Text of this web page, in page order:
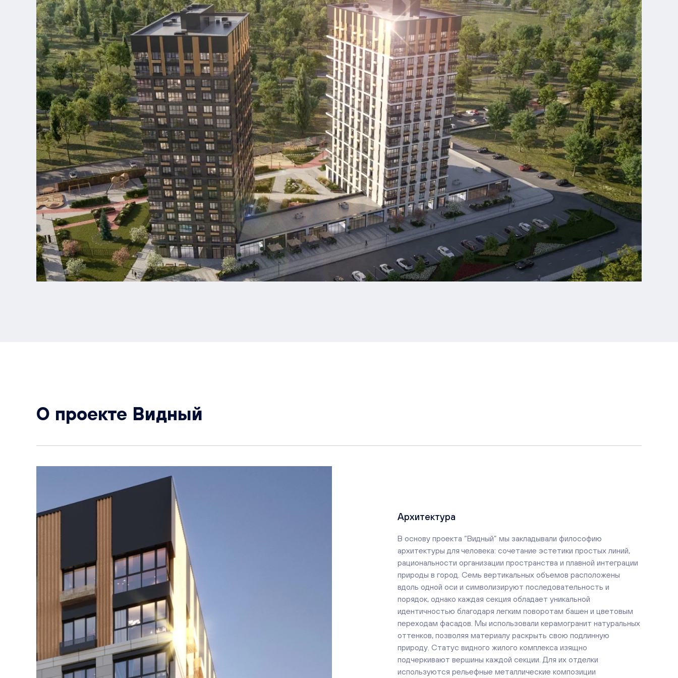
О проекте Видный
Архитектура
В основу проекта “Видный” мы закладывали философию
архитектуры для человека: сочетание эстетики простых линий,
рациональности организации пространства и плавной интеграции
природы в город. Семь вертикальных объемов расположены
вдоль одной оси и символизируют последовательность и
порядок, однако каждая секция обладает уникальной
идентичностью благодаря легким поворотам башен и цветовым
переходам фасадов. Мы использовали керамогранит натуральных
оттенков, позволяя материалу раскрыть свою подлинную
природу. Статус видного жилого комплекса изящно
подчеркивают вершины каждой секции. Для их отделки
используются рельефные металлические композиции